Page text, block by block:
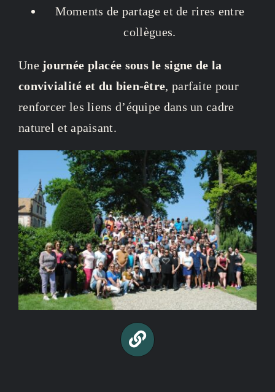
Moments de partage et de rires entre
collègues.
Une journée placée sous le signe de la
convivialité et du bien-être, parfaite pour
renforcer les liens d’équipe dans un cadre
naturel et apaisant.